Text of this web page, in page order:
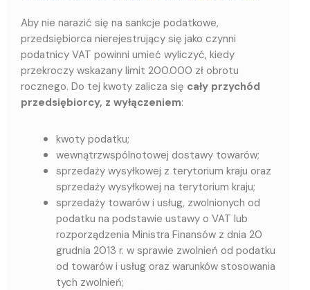
Aby nie narazić się na sankcje podatkowe,
przedsiębiorca nierejestrujący się jako czynni
podatnicy VAT powinni umieć wyliczyć, kiedy
przekroczy wskazany limit 200.000 zł obrotu
rocznego. Do tej kwoty zalicza się cały przychód
przedsiębiorcy, z wyłączeniem:
kwoty podatku;
wewnątrzwspólnotowej dostawy towarów;
sprzedaży wysyłkowej z terytorium kraju oraz
sprzedaży wysyłkowej na terytorium kraju;
sprzedaży towarów i usług, zwolnionych od
podatku na podstawie ustawy o VAT lub
rozporządzenia Ministra Finansów z dnia 20
grudnia 2013 r. w sprawie zwolnień od podatku
od towarów i usług oraz warunków stosowania
tych zwolnień;